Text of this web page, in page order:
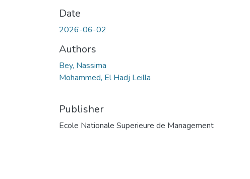
Date
2026-06-02
Authors
Bey, Nassima
Mohammed, El Hadj Leilla
Publisher
Ecole Nationale Superieure de Management